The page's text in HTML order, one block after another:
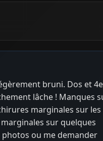
bruni. Dos et 4e
lâche ! Manques
marginales sur les
sur quelques
photos ou me demander